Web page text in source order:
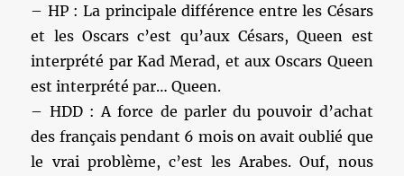
– HP : La principale différence entre les Césars
et les Oscars c’est qu’aux Césars, Queen est
interprété par Kad Merad, et aux Oscars Queen
est interprété par… Queen.
– HDD : A force de parler du pouvoir d’achat
des français pendant 6 mois on avait oublié que
le vrai problème, c’est les Arabes. Ouf, nous